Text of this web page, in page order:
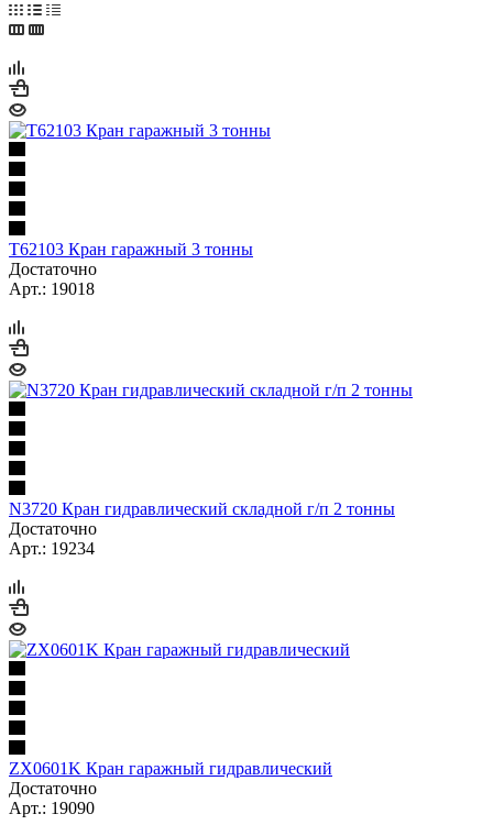
Т62103 Кран гаражный 3 тонны
Достаточно
Арт.: 19018
N3720 Кран гидравлический складной г/п 2 тонны
Достаточно
Арт.: 19234
ZX0601K Кран гаражный гидравлический
Достаточно
Арт.: 19090